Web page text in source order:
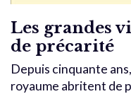
Les grandes
de précarité
Depuis cinquante
royaume abritent de